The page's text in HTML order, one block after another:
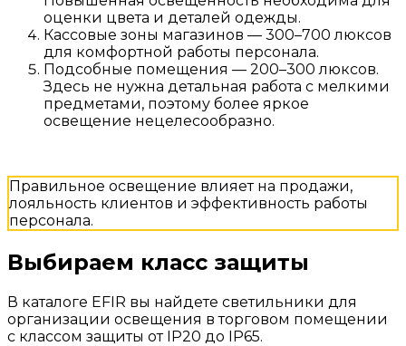
оценки цвета и деталей одежды.
Кассовые зоны магазинов — 300–700 люксов
для комфортной работы персонала.
Подсобные помещения — 200–300 люксов.
Здесь не нужна детальная работа с мелкими
предметами, поэтому более яркое
освещение нецелесообразно.
Правильное освещение влияет на продажи,
лояльность клиентов и эффективность работы
персонала.
Выбираем класс защиты
В каталоге EFIR вы найдете светильники для
организации освещения в торговом помещении
с классом защиты от IP20 до IP65.